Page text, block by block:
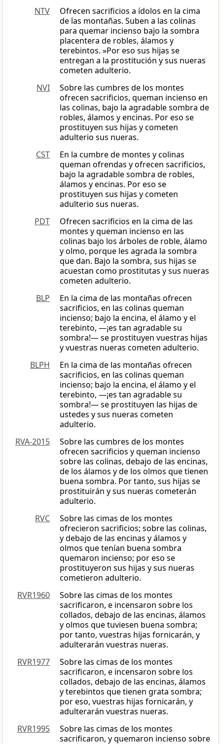
NTV
Ofrecen sacrificios a ídolos en la cima
de las montañas. Suben a las colinas
para quemar incienso bajo la sombra
placentera de robles, álamos y
terebintos. »Por eso sus hijas se
entregan a la prostitución y sus nueras
cometen adulterio.
NVI
Sobre las cumbres de los montes
ofrecen sacrificios, queman incienso en
las colinas, bajo la agradable sombra de
robles, álamos y encinas. Por eso se
prostituyen sus hijas y cometen
adulterio sus nueras.
CST
En la cumbre de montes y colinas
queman ofrendas y ofrecen sacrificios,
bajo la agradable sombra de robles,
álamos y encinas. Por eso se
prostituyen sus hijas y cometen
adulterio sus nueras.
PDT
Ofrecen sacrificios en la cima de las
montes y queman incienso en las
colinas bajo los árboles de roble, álamo
y olmo, porque les agrada la sombra
que dan. Bajo la sombra, sus hijas se
acuestan como prostitutas y sus nueras
cometen adulterio.
BLP
En la cima de las montañas ofrecen
sacrificios, en las colinas queman
incienso; bajo la encina, el álamo y el
terebinto, —¡es tan agradable su
sombra!— se prostituyen vuestras hijas
y vuestras nueras cometen adulterio.
BLPH
En la cima de las montañas ofrecen
sacrificios, en las colinas queman
incienso; bajo la encina, el álamo y el
terebinto, —¡es tan agradable su
sombra!— se prostituyen las hijas de
ustedes y sus nueras cometen
adulterio.
RVA-2015
Sobre las cumbres de los montes
ofrecen sacrificios y queman incienso
sobre las colinas, debajo de las encinas,
de los álamos y de los olmos que tienen
buena sombra. Por tanto, sus hijas se
prostituirán y sus nueras cometerán
adulterio.
RVC
Sobre las cimas de los montes
ofrecieron sacrificios; sobre las colinas,
y debajo de las encinas y álamos y
olmos que tenían buena sombra
quemaron incienso; por eso se
prostituyeron sus hijas y sus nueras
cometieron adulterio.
RVR1960
Sobre las cimas de los montes
sacrificaron, e incensaron sobre los
collados, debajo de las encinas, álamos
y olmos que tuviesen buena sombra;
por tanto, vuestras hijas fornicarán, y
adulterarán vuestras nueras.
RVR1977
Sobre las cimas de los montes
sacrificaron, e incensaron sobre los
collados, debajo de las encinas, álamos
y terebintos que tienen grata sombra;
por eso, vuestras hijas fornicarán, y
adulterarán vuestras nueras.
RVR1995
Sobre las cimas de los montes
sacrificaron, y quemaron incienso sobre